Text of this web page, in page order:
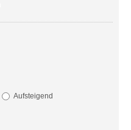
Aufsteigend